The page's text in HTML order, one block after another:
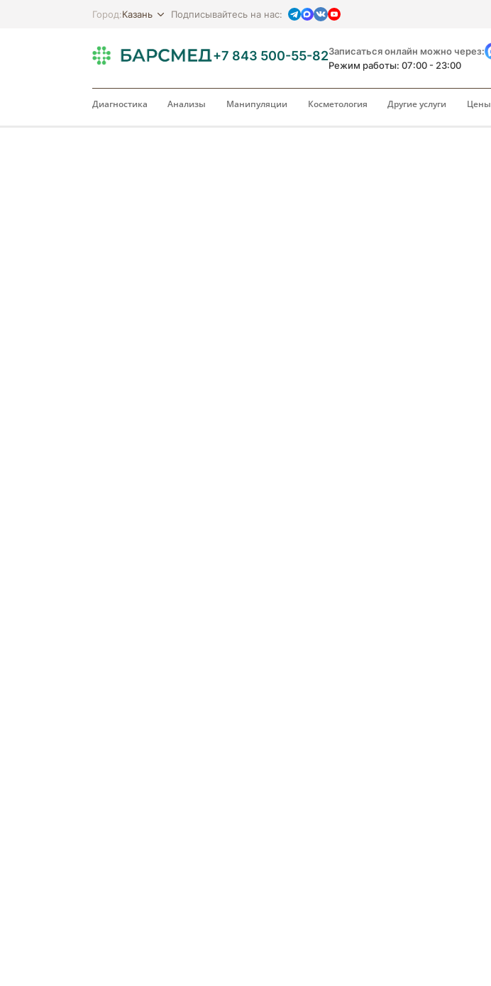
Город:Казань Подписывайтесь на нас:
+7 843 500-55-82Записаться онлайн можно через:
Режим работы: 07:00 - 23:00
Диагностика Анализы Манипуляции Косметология Другие услуги Цены